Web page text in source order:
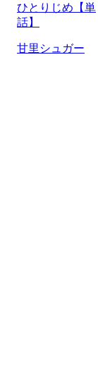
ひとりじめ【単
話】
甘里シュガー